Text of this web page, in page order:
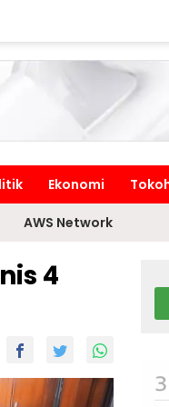
Ekonomi
AWS Network
4